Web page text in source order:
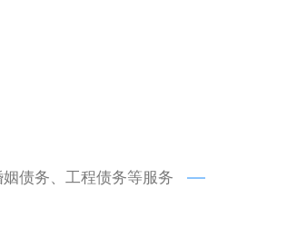
债务、工程债务等服务